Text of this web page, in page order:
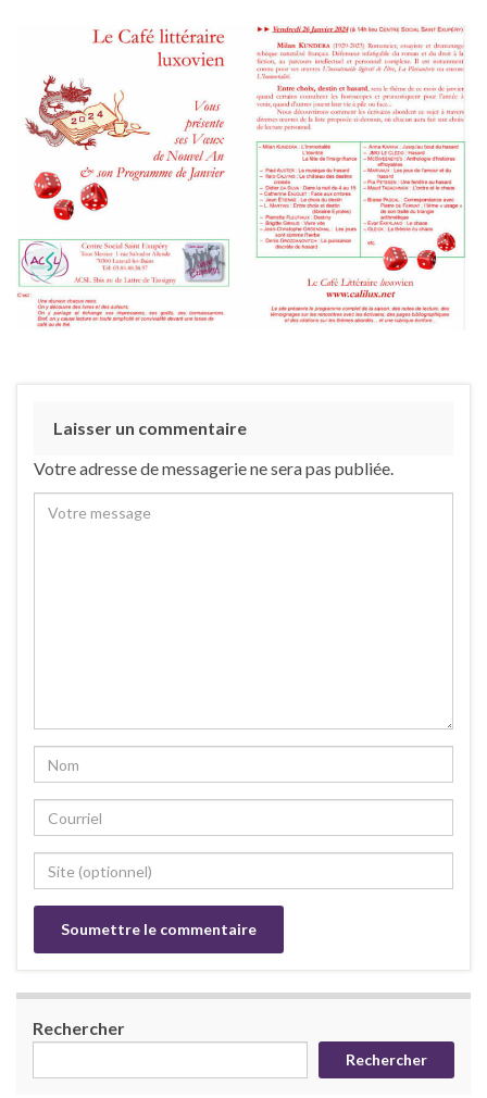
Laisser un commentaire
Votre adresse de messagerie ne sera pas publiée.
Rechercher
Rechercher